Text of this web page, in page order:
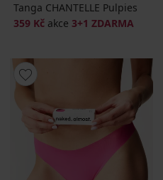
Tanga CHANTELLE Pulpies
359 Kč akce 3+1 ZDARMA